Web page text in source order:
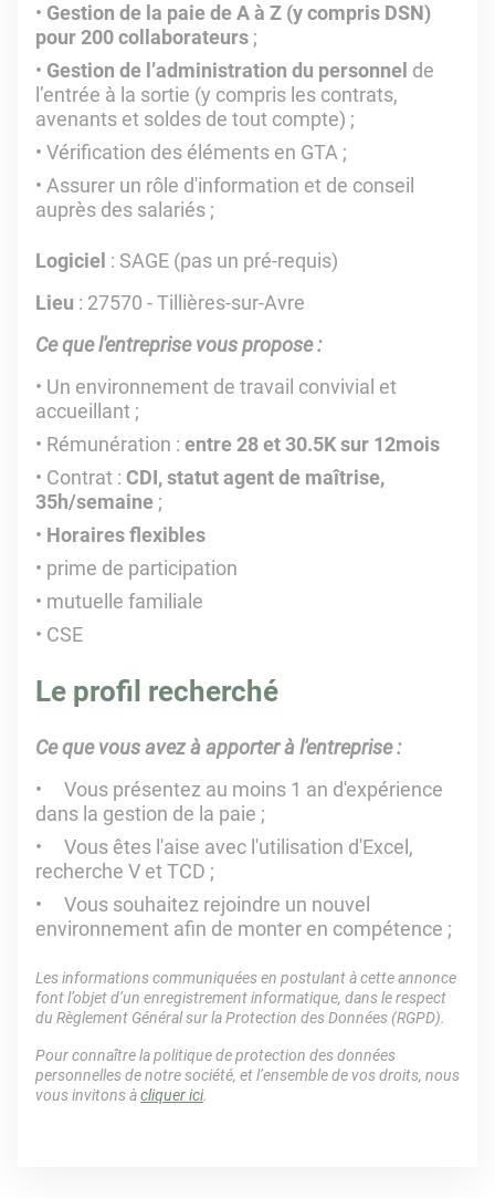
Gestion de la paie de A à Z (y compris DSN)
pour 200 collaborateurs ;
Gestion de l’administration du personnel de
l’entrée à la sortie (y compris les contrats,
avenants et soldes de tout compte) ;
Vérification des éléments en GTA ;
Assurer un rôle d'information et de conseil
auprès des salariés ;
Logiciel : SAGE (pas un pré-requis)
Lieu : 27570 - Tillières-sur-Avre
Ce que l'entreprise vous propose :
Un environnement de travail convivial et
accueillant ;
Rémunération : entre 28 et 30.5K sur 12mois
Contrat : CDI, statut agent de maîtrise,
35h/semaine ;
Horaires flexibles
prime de participation
mutuelle familiale
CSE
Le profil recherché
Ce que vous avez à apporter à l'entreprise :
Vous présentez au moins 1 an d'expérience
dans la gestion de la paie ;
Vous êtes l'aise avec l'utilisation d'Excel,
recherche V et TCD ;
Vous souhaitez rejoindre un nouvel
environnement afin de monter en compétence ;
Les informations communiquées en postulant à cette annonce
font l’objet d’un enregistrement informatique, dans le respect
du Règlement Général sur la Protection des Données (RGPD).
Pour connaître la politique de protection des données
personnelles de notre société, et l’ensemble de vos droits, nous
vous invitons àcliquer ici.